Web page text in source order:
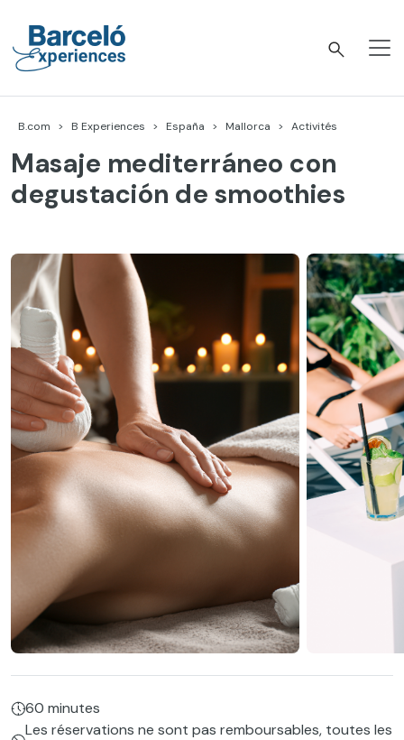
contenu
B.com B Experiences España Mallorca Activités
Masaje mediterráneo con
degustación de smoothies
60 minutes
Les réservations ne sont pas remboursables, toutes les